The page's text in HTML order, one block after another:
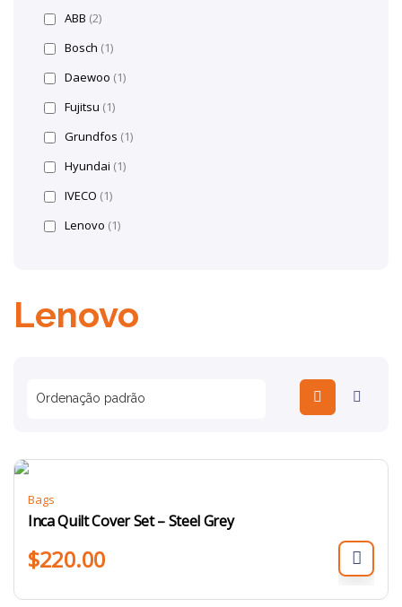
Lenovo
Bags
Inca Quilt Cover Set – Steel Grey
$220.00
ABB (2)
Bosch (1)
Daewoo (1)
Fujitsu (1)
Grundfos (1)
Hyundai (1)
IVECO (1)
Lenovo (1)